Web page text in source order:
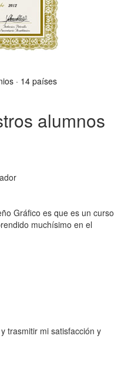
· 14 países
alumnos
Gráfico es que es un curso
muchísimo en el
trasmitir mi satisfacción y